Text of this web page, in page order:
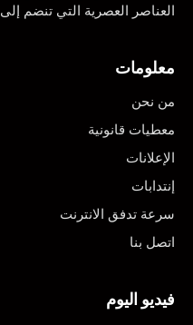
العناصر العصرية التي تنضم
معلومات
من نحن
معطيات قانونية
الإعلانات
إنتدابات
سرعة تدفق الانترنت
اتصل بنا
فيديو اليوم